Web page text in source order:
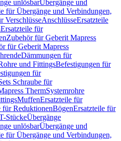
unlösbarÜbergänge und
für Übergänge und Verbindungen,
VerschlüsseAnschlüsseErsatzteile
Ersatzteile für
Zubehör für Geberit Mapress
für Geberit Mapress
Dämmungen für
und FittingsBefestigungen für
für
Schraube für
ThermSystemrohre
MuffenErsatzteile für
für ReduktionenBögenErsatzteile für
StückeÜbergänge
unlösbarÜbergänge und
für Übergänge und Verbindungen,